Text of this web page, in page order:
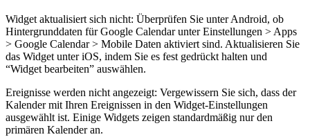
Widget aktualisiert sich nicht: Überprüfen Sie unter Android, ob
Hintergrunddaten für Google Calendar unter Einstellungen > Apps
> Google Calendar > Mobile Daten aktiviert sind. Aktualisieren Sie
das Widget unter iOS, indem Sie es fest gedrückt halten und
“Widget bearbeiten” auswählen.
Ereignisse werden nicht angezeigt: Vergewissern Sie sich, dass der
Kalender mit Ihren Ereignissen in den Widget-Einstellungen
ausgewählt ist. Einige Widgets zeigen standardmäßig nur den
primären Kalender an.